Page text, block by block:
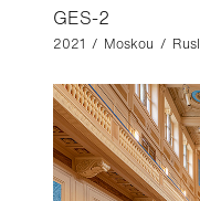
GES-2
2021 / Moskou /